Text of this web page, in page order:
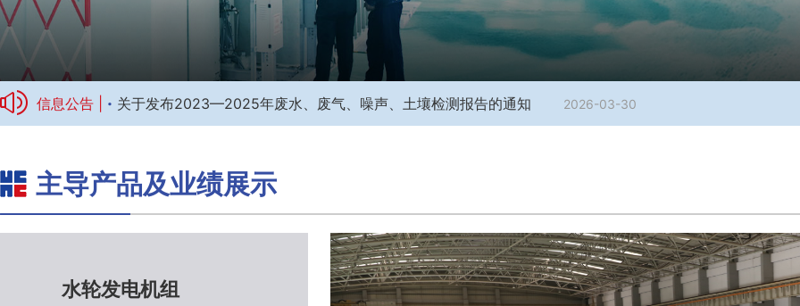
信息公告 | · 关于发布2023—2025年废水、废气、噪声、土壤检测报告的通知 2026-03-30
主导产品及业绩展示
水轮发电机组